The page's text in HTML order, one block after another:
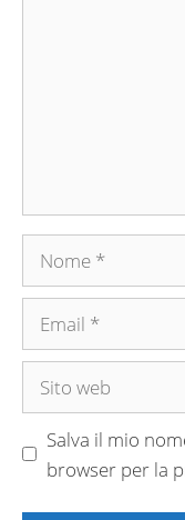
Nome
Email
Sito
Salva il mio
browser per la